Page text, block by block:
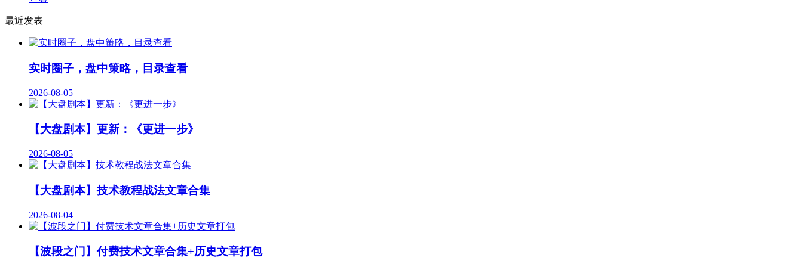
最近发表
实时圈子，盘中策略，目录查看
2026-08-05
【大盘剧本】更新：《更进一步》
2026-08-05
【大盘剧本】技术教程战法文章合集
2026-08-04
【波段之门】付费技术文章合集+历史文章打包